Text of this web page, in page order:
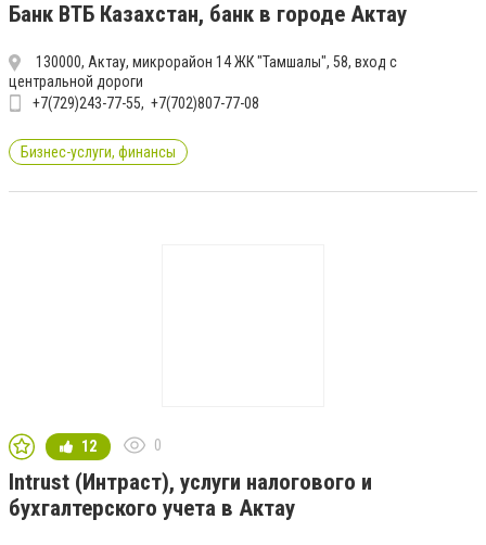
Банк ВТБ Казахстан, банк в городе Актау
130000, Актау, микрорайон 14 ЖК "Тамшалы", 58, вход с
центральной дороги
+7(729)243-77-55
+7(702)807-77-08
Бизнес-услуги, финансы
12 0
Intrust (Интраст), услуги налогового и
бухгалтерского учета в Актау